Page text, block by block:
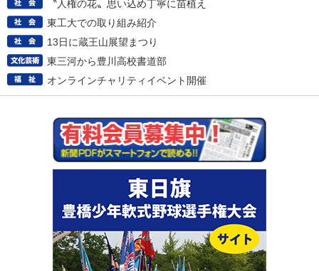
〝人権の花〟思い込め丁寧に苗植え
東工大での取り組み紹介
13日に蔵王山展望まつり
東三河から豊川高校書道部
オンラインチャリティイベント開催